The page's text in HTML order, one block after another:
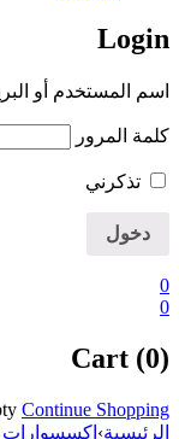
Login
اسم المستخدم أو
كلمة المرور
تذكرني
0
0
Cart (0)
Continue Shopping
الرئيسية› اكسسوارات